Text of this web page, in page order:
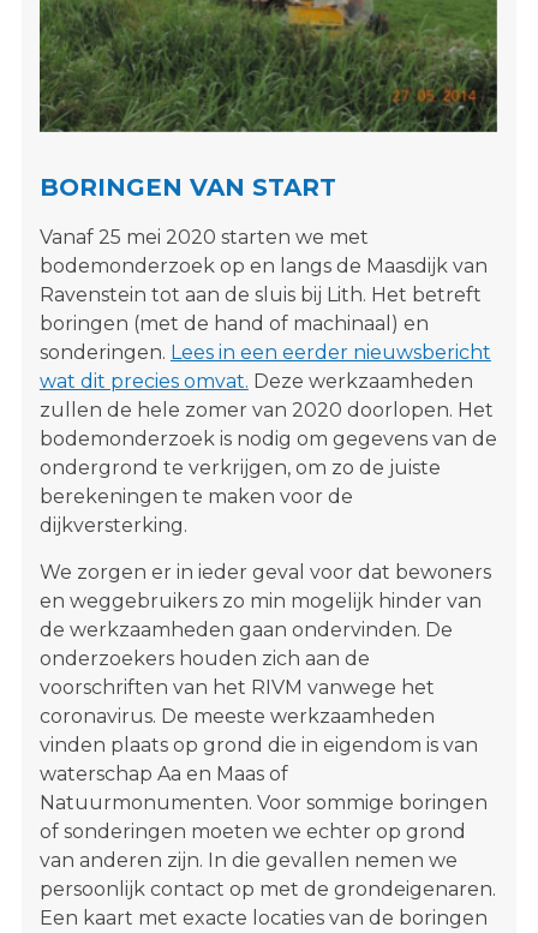
BORINGEN VAN START
Vanaf 25 mei 2020 starten we met
bodemonderzoek op en langs de Maasdijk van
Ravenstein tot aan de sluis bij Lith. Het betreft
boringen (met de hand of machinaal) en
sonderingen. Lees in een eerder nieuwsbericht
wat dit precies omvat. Deze werkzaamheden
zullen de hele zomer van 2020 doorlopen. Het
bodemonderzoek is nodig om gegevens van de
ondergrond te verkrijgen, om zo de juiste
berekeningen te maken voor de
dijkversterking.
We zorgen er in ieder geval voor dat bewoners
en weggebruikers zo min mogelijk hinder van
de werkzaamheden gaan ondervinden. De
onderzoekers houden zich aan de
voorschriften van het RIVM vanwege het
coronavirus. De meeste werkzaamheden
vinden plaats op grond die in eigendom is van
waterschap Aa en Maas of
Natuurmonumenten. Voor sommige boringen
of sonderingen moeten we echter op grond
van anderen zijn. In die gevallen nemen we
persoonlijk contact op met de grondeigenaren.
Een kaart met exacte locaties van de boringen